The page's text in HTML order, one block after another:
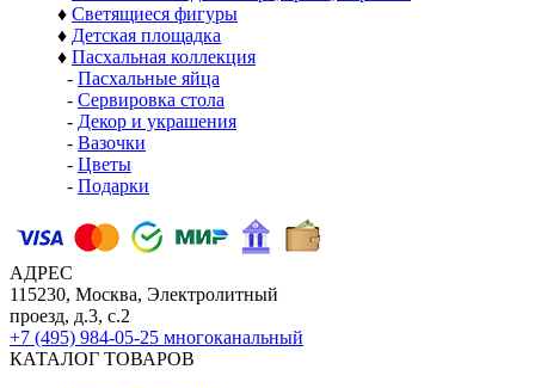
♦ Светящиеся фигуры
♦ Детская площадка
♦ Пасхальная коллекция
- Пасхальные яйца
- Сервировка стола
- Декор и украшения
- Вазочки
- Цветы
- Подарки
АДРЕС
115230, Москва, Электролитный
проезд, д.3, с.2
+7 (495) 984-05-25 многоканальный
КАТАЛОГ ТОВАРОВ